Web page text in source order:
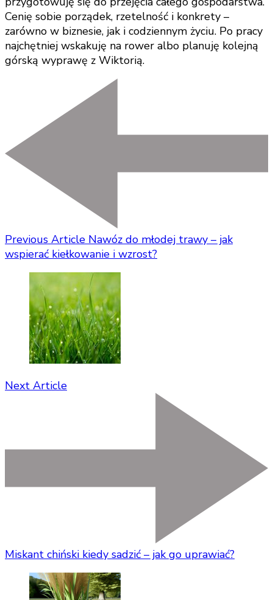
Cenię sobie porządek, rzetelność i konkrety –
zarówno w biznesie, jak i codziennym życiu. Po pracy
najchętniej wskakuję na rower albo planuję kolejną
górską wyprawę z Wiktorią.
Previous Article Nawóz do młodej trawy – jak
wspierać kiełkowanie i wzrost?
Next Article
Miskant chiński kiedy sadzić – jak go uprawiać?